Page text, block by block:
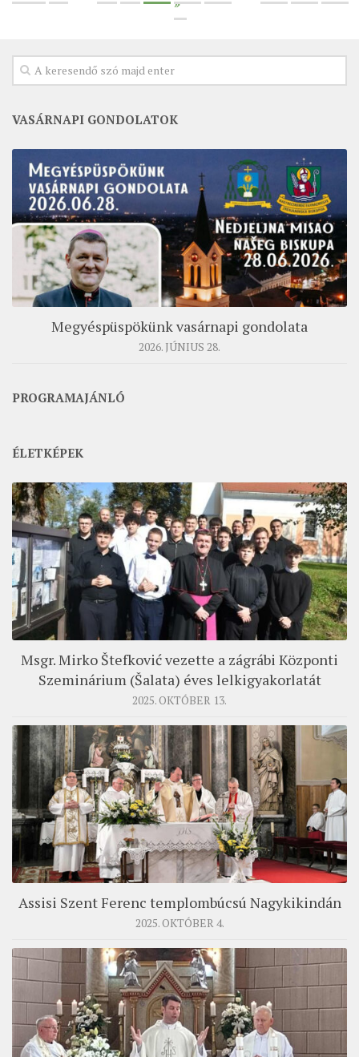
VASÁRNAPI GONDOLATOK
Megyéspüspökünk vasárnapi gondolata
2026. JÚNIUS 28.
PROGRAMAJÁNLÓ
ÉLETKÉPEK
Msgr. Mirko Štefković vezette a zágrábi Központi
Szeminárium (Šalata) éves lelkigyakorlatát
2025. OKTÓBER 13.
Assisi Szent Ferenc templombúcsú Nagykikindán
2025. OKTÓBER 4.